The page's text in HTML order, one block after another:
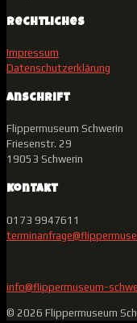
Rechtliches
Impressum
Datenschutzerklärung
Anschrift
Flippermuseum Schwerin
Friesenstr. 29
19053 Schwerin
Kontakt
0173 9947611
info@flippermuseum-
© 2026 Flippermuseum